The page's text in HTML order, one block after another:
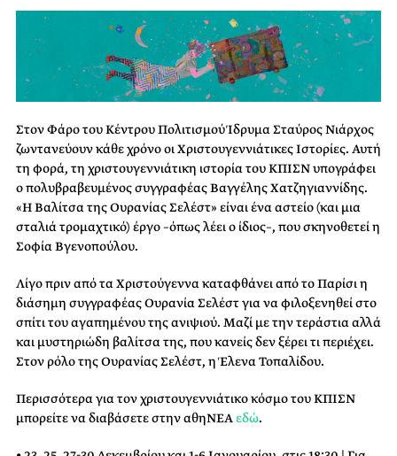
Στον Φάρο του Κέντρου Πολιτισμού Ίδρυμα Σταύρος Νιάρχος
ζωντανεύουν κάθε χρόνο οι Χριστουγεννιάτικες Ιστορίες. Αυτή
τη φορά, τη χριστουγεννιάτικη ιστορία του ΚΠΙΣΝ υπογράφει
ο πολυβραβευμένος συγγραφέας Βαγγέλης Χατζηγιαννίδης.
«Η Βαλίτσα της Ουρανίας Σελέστ» είναι ένα αστείο (και μια
σταλιά τρομαχτικό) έργο –όπως λέει ο ίδιος–, που σκηνοθετεί η
Σοφία Βγενοπούλου.
Λίγο πριν από τα Χριστούγεννα καταφθάνει από το Παρίσι η
διάσημη συγγραφέας Ουρανία Σελέστ για να φιλοξενηθεί στο
σπίτι του αγαπημένου της ανιψιού. Μαζί με την τεράστια αλλά
και μυστηριώδη βαλίτσα της, που κανείς δεν ξέρει τι περιέχει.
Στον ρόλο της Ουρανίας Σελέστ, η Έλενα Τοπαλίδου.
Περισσότερα για τον χριστουγεννιάτικο κόσμο του ΚΠΙΣΝ
μπορείτε να διαβάσετε στην αθηΝΕΑεδώ.